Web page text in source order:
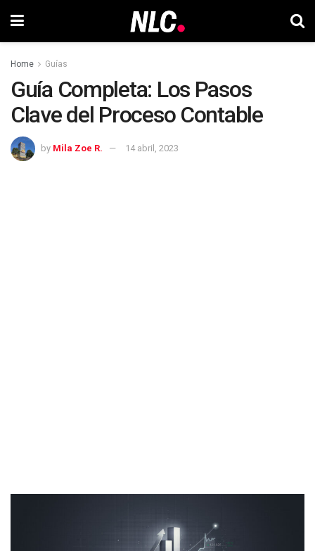
Home Guías
Guía Completa: Los Pasos
Clave del Proceso Contable
by Mila Zoe R. 14 abril, 2023